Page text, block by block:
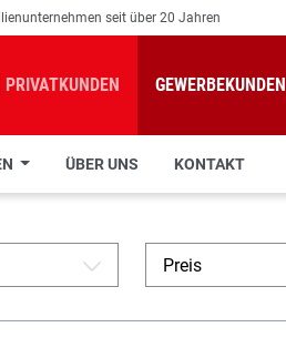
seit über 20 Jahren
PRIVATKUNDEN GEWERBEKUNDEN
ÜBER UNS KONTAKT
A Preis